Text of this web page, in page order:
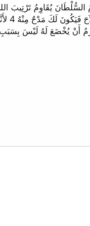
إِلاَّ مِنَ اللهِ وَالسَّلاَطِينُ الْكَائِنَةُ هِيَ مُرَتَّبَةٌ مِنَ اللهِ 2 حَتَّى إِنَّ مَنْ
سَيَأْخُذُونَ
فَخَفْ لأَنَّهُ لاَ يَحْمِلُ السَّيْفَ عَبَثاً إِذْ هُوَ خَادِمُ اللهِ مُنْتَقِمٌ لِلْغَضَبِ مِنَ الَّذِي يَفْعَلُ